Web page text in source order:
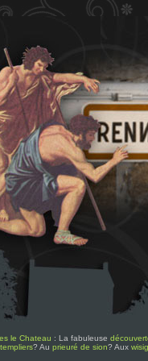
le Chateau : La fabuleuse
templiers? Au prieuré de sion? Aux